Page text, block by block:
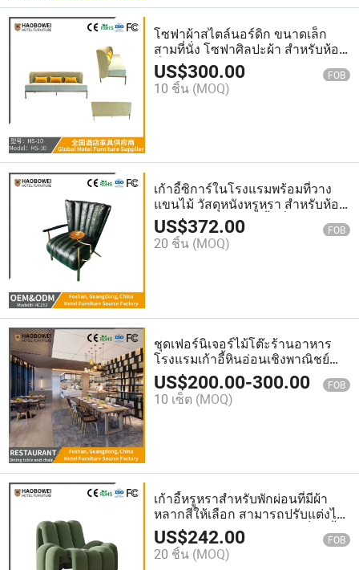
โซฟาผ้าสไตล์นอร์ดิก ขนาดเล็ก
สามที่นั่ง โซฟาศิลปะผ้า สำหรับห้อง
นั่งเล่น สไตล์ย้อนยุค
US$300.00 FOB
10 ชิ้น (MOQ)
เก้าอี้ซิการ์ในโรงแรมพร้อมที่วาง
แขนไม้ วัสดุหนังหรูหรา สำหรับห้อง
นอนในโรงแรมและพื้นที่สาธารณะ
US$372.00 FOB
20 ชิ้น (MOQ)
ชุดเฟอร์นิเจอร์ไม้โต๊ะร้านอาหาร
โรงแรมเก้าอี้หินอ่อนเชิงพาณิชย์
แบบเรียบง่าย
US$200.00-300.00 FOB
10 เซ็ต (MOQ)
เก้าอี้หรูหราสำหรับพักผ่อนที่มีผ้า
หลากสีให้เลือก สามารถปรับแต่งได้
ตามต้องการ เฟอร์นิเจอร์ในล็อบบี้
โรงแรม
US$242.00 FOB
20 ชิ้น (MOQ)